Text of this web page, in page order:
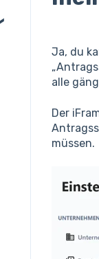
Ja, du
alle
Der
müssen.